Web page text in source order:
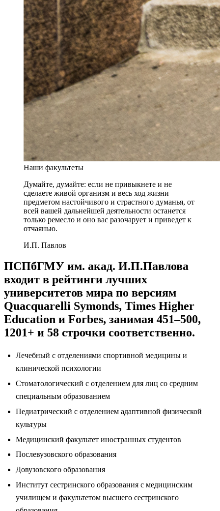
Наши факультеты
Думайте, думайте: если не привыкнете и не
сделаете живой организм и весь ход жизни
предметом настойчивого и страстного думанья, от
всей вашей дальнейшей деятельности останется
только ремесло и оно вас разочарует и приведет к
отчаянью.
И.П. Павлов
ПСПбГМУ им. акад. И.П.Павлова
входит в рейтинги лучших
университетов мира по версиям
Quacquarelli Symonds, Times Higher
Education и Forbes, занимая 451–500,
1201+ и 58 строчки соответственно.
Лечебный с отделениями спортивной медицины и
клинической психологии
Стоматологический с отделением для лиц со средним
специальным образованием
Педиатрический с отделением адаптивной физической
культуры
Медицинский факультет иностранных студентов
Послевузовского образования
Довузовского образования
Институт сестринского образования с медицинским
училищем и факультетом высшего сестринского